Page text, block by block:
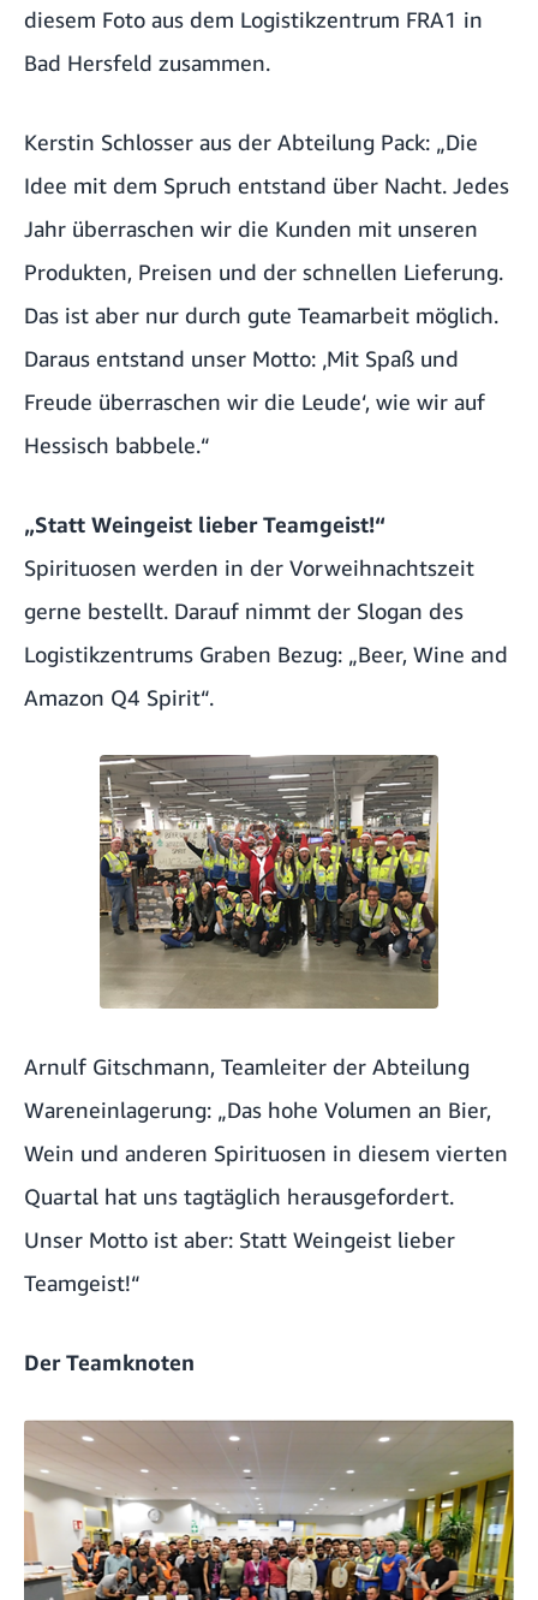
diesem Foto aus dem Logistikzentrum FRA1 in
Bad Hersfeld zusammen.
Kerstin Schlosser aus der Abteilung Pack: „Die
Idee mit dem Spruch entstand über Nacht. Jedes
Jahr überraschen wir die Kunden mit unseren
Produkten, Preisen und der schnellen Lieferung.
Das ist aber nur durch gute Teamarbeit möglich.
Daraus entstand unser Motto: ‚Mit Spaß und
Freude überraschen wir die Leude‘, wie wir auf
Hessisch babbele.“
„Statt Weingeist lieber Teamgeist!“
Spirituosen werden in der Vorweihnachtszeit
gerne bestellt. Darauf nimmt der Slogan des
Logistikzentrums Graben Bezug: „Beer, Wine and
Amazon Q4 Spirit“.
Arnulf Gitschmann, Teamleiter der Abteilung
Wareneinlagerung: „Das hohe Volumen an Bier,
Wein und anderen Spirituosen in diesem vierten
Quartal hat uns tagtäglich herausgefordert.
Unser Motto ist aber: Statt Weingeist lieber
Teamgeist!“
Der Teamknoten